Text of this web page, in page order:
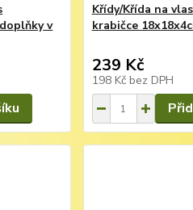
v
Křídy/Křída na
krabičce
239 Kč
198 Kč bez DPH